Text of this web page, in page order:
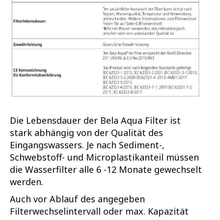
Die Lebensdauer der Bela Aqua Filter ist
stark abhängig von der Qualität des
Eingangswassers. Je nach Sediment-,
Schwebstoff- und Microplastikanteil müssen
die Wasserfilter alle 6 -12 Monate gewechselt
werden.
Auch vor Ablauf des angegeben
Filterwechselintervall oder max. Kapazität